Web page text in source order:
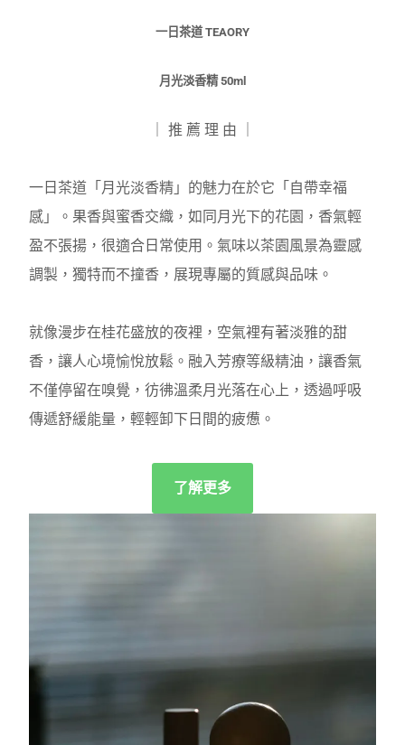
一日茶道 TEAORY
月光淡香精 50ml
｜ 推 薦 理 由 ｜
一日茶道「月光淡香精」的魅力在於它「自帶幸福
感」。 果香與蜜香交織，如同月光下的花園，香氣輕
盈不張揚，很適合日常使用。氣味以茶園風景為靈感
調製，獨特而不撞香，展現專屬的質感與品味。
就像漫步在桂花盛放的夜裡，空氣裡有著淡雅的甜
香，讓人心境愉悅放鬆。融入芳療等級精油，讓香氣
不僅停留在嗅覺，彷彿溫柔月光落在心上，透過呼吸
傳遞舒緩能量，輕輕卸下日間的疲憊。
了解更多